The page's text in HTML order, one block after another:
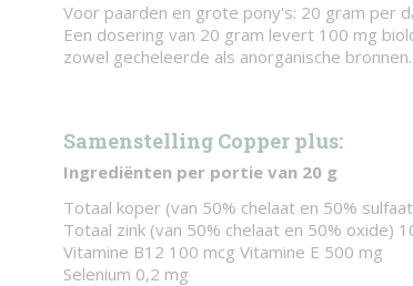
Voor paarden en grote pony's: 20 gram per
Een dosering van 20 gram levert 100 mg
zowel gecheleerde als anorganische bronnen.
Samenstelling Copper plus:
Ingrediënten per portie van 20 g
Totaal koper (van 50% chelaat en 50%
Totaal zink (van 50% chelaat en 50% oxide)
Vitamine B12 100 mcg Vitamine E 500 mg
Selenium 0,2 mg